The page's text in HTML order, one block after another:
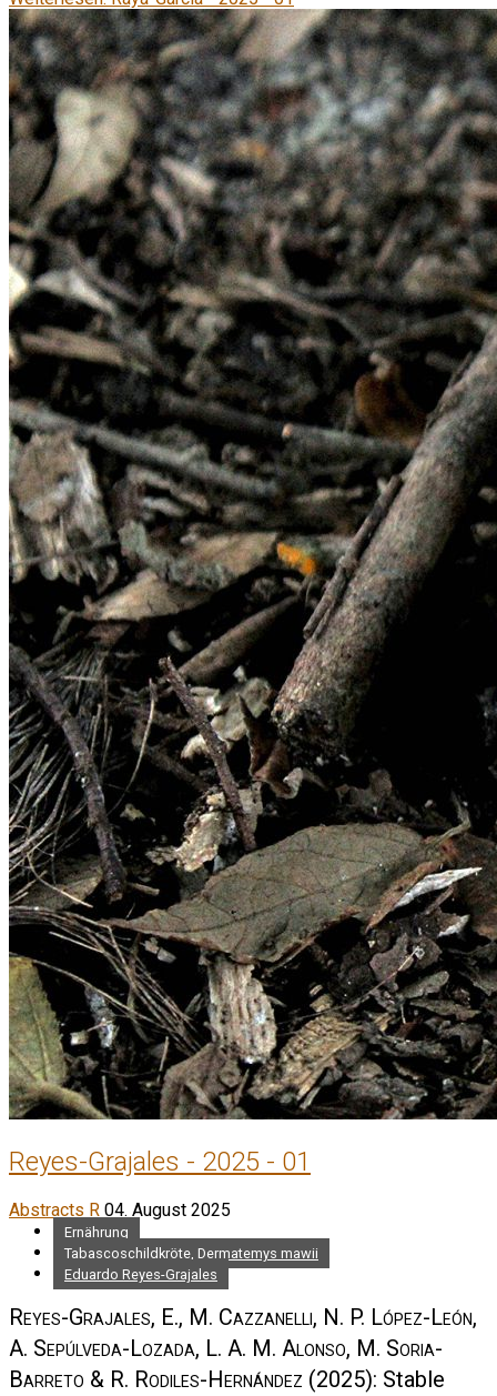
Reyes-Grajales - 2025 - 01
Abstracts R 04. August 2025
Ernährung
Tabascoschildkröte, Dermatemys mawii
Eduardo Reyes-Grajales
Reyes-Grajales, E., M. Cazzanelli, N. P. López-León,
A. Sepúlveda-Lozada, L. A. M. Alonso, M. Soria-
Barreto & R. Rodiles-Hernández (2025): Stable